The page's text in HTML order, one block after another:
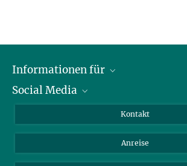
Informationen für
Wissenschaftlerinnen und Wissenschaftler
Bewerberinnen und Bewerber
Medienvertreter
Social Media
YouTube
Mastodon
Kontakt
Anreise